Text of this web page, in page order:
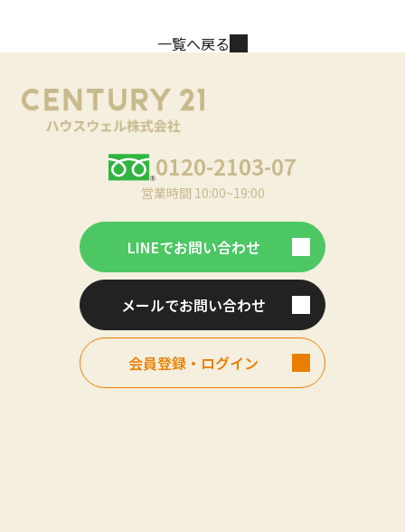
一覧へ戻る
0120-2103-07
営業時間 10:00~19:00
LINEでお問い合わせ
メールでお問い合わせ
会員登録・ログイン